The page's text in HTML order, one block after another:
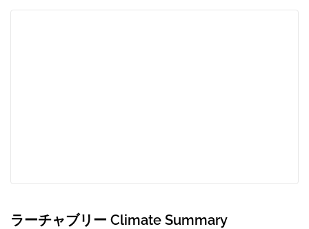
ラーチャブリー Climate Summary